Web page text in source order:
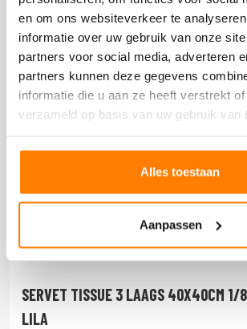
en om ons websiteverkeer te
informatie over uw gebruik van onze
partners voor social media, adverteren
partners kunnen deze gegevens
informatie die u aan ze heeft verstrekt
verzameld op basis van uw gebruik van
Alles toestaan
Aanpassen
SERVET TISSUE 3 LAAGS 40X40CM 1/
LILA